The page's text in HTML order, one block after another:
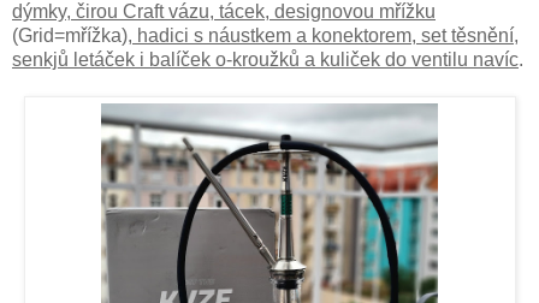
dýmky, čirou Craft vázu, tácek, designovou mřížku
(Grid=mřížka), hadici s náustkem a konektorem, set těsnění,
senkjů letáček i balíček o-kroužků a kuliček do ventilu navíc.